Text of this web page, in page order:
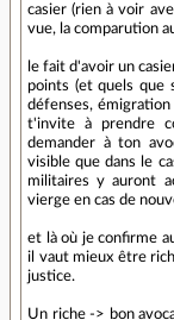
casier (rien à voir
vue, la comparution
le fait d'avoir un
points (et quels que
défenses,
t'invite à prendre
demander à ton
visible que dans le
militaires y auront
vierge en cas de
et là où je confirme
il vaut mieux être
justice.
Un riche -> bon